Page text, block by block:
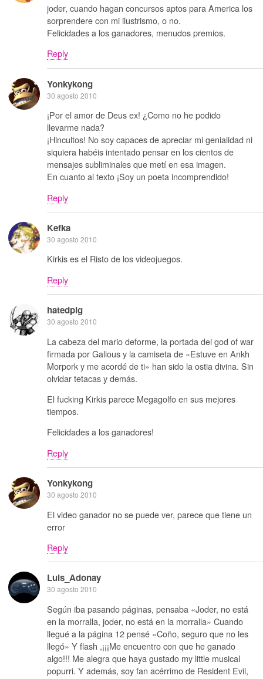
joder, cuando hagan concursos aptos para America los
sorprendere con mi ilustrismo, o no.
Felicidades a los ganadores, menudos premios.
Reply
Yonkykong
30 agosto 2010
¡Por el amor de Deus ex! ¿Como no he podido
llevarme nada?
¡Hincultos! No soy capaces de apreciar mi genialidad ni
siquiera habéis intentado pensar en los cientos de
mensajes subliminales que metí en esa imagen.
En cuanto al texto ¡Soy un poeta incomprendido!
Reply
Kefka
30 agosto 2010
Kirkis es el Risto de los videojuegos.
Reply
hatedpig
30 agosto 2010
La cabeza del mario deforme, la portada del god of war
firmada por Galious y la camiseta de «Estuve en Ankh
Morpork y me acordé de ti» han sido la ostia divina. Sin
olvidar tetacas y demás.
El fucking Kirkis parece Megagolfo en sus mejores
tiempos.
Felicidades a los ganadores!
Reply
Yonkykong
30 agosto 2010
El video ganador no se puede ver, parece que tiene un
error
Reply
Luis_Adonay
30 agosto 2010
Según iba pasando páginas, pensaba «Joder, no está
en la morralla, joder, no está en la morralla» Cuando
llegué a la página 12 pensé «Coño, seguro que no les
llegó» Y flash ,¡¡¡Me encuentro con que he ganado
algo!!! Me alegra que haya gustado my little musical
popurri. Y además, soy fan acérrimo de Resident Evil,